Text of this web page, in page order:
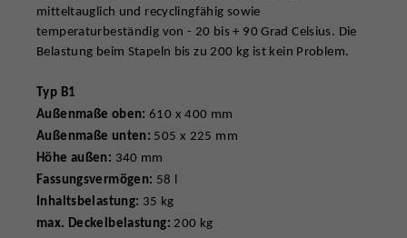
mitteltauglich und recyclingfähig sowie
temperaturbeständig von - 20 bis + 90 Grad Celsius. Die
Belastung beim Stapeln bis zu 200 kg ist kein Problem.
Typ B1
Außenmaße oben: 610 x 400 mm
Außenmaße unten: 505 x 225 mm
Höhe außen: 340 mm
Fassungsvermögen: 58 l
Inhaltsbelastung: 35 kg
max. Deckelbelastung: 200 kg